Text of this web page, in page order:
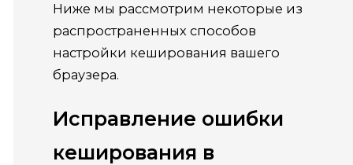
Ниже мы рассмотрим некоторые из
распространенных способов
настройки кеширования вашего
браузера.
Исправление ошибки
кеширования в